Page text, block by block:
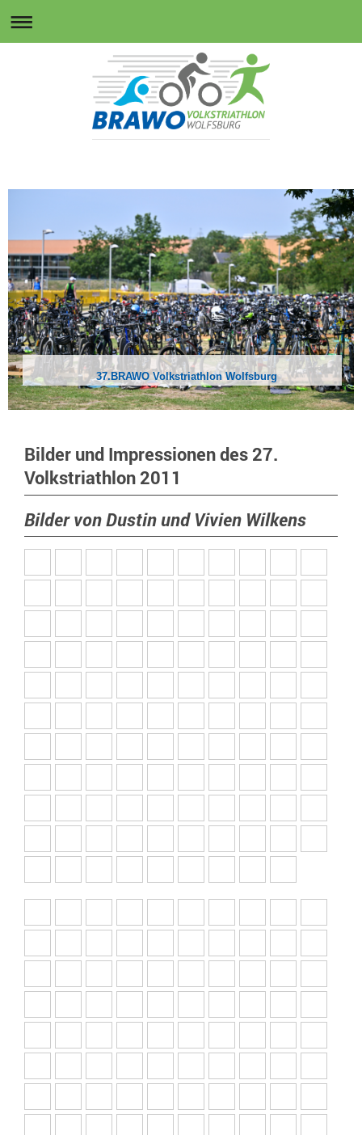
37.BRAWO Volkstriathlon Wolfsburg
Bilder und Impressionen des 27.
Volkstriathlon 2011
Bilder von Dustin und Vivien Wilkens